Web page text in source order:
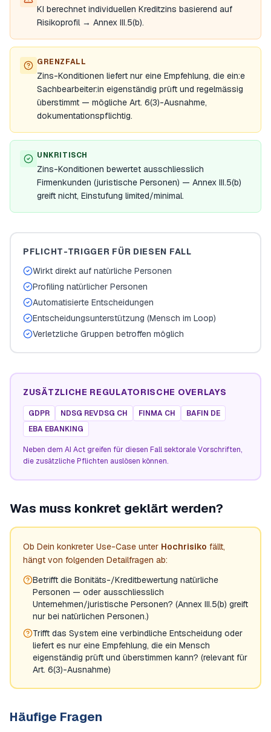
KI berechnet individuellen Kreditzins basierend auf
Risikoprofil → Annex III.5(b).
GRENZFALL
Zins-Konditionen liefert nur eine Empfehlung, die ein:e
Sachbearbeiter:in eigenständig prüft und regelmässig
überstimmt — mögliche Art. 6(3)-Ausnahme,
dokumentationspflichtig.
UNKRITISCH
Zins-Konditionen bewertet ausschliesslich
Firmenkunden (juristische Personen) — Annex III.5(b)
greift nicht, Einstufung limited/minimal.
PFLICHT-TRIGGER FÜR DIESEN FALL
Wirkt direkt auf natürliche Personen
Profiling natürlicher Personen
Automatisierte Entscheidungen
Entscheidungsunterstützung (Mensch im Loop)
Verletzliche Gruppen betroffen möglich
ZUSÄTZLICHE REGULATORISCHE OVERLAYS
GDPR NDSG REVDSG CH FINMA CH
BAFIN DE
EBA EBANKING
Neben dem AI Act greifen für diesen Fall sektorale Vorschriften,
die zusätzliche Pflichten auslösen können.
Was muss konkret geklärt werden?
Ob Dein konkreter Use-Case unter Hochrisiko fällt,
hängt von folgenden Detailfragen ab:
Betrifft die Bonitäts-/Kreditbewertung natürliche
Personen — oder ausschliesslich
Unternehmen/juristische Personen? (Annex III.5(b) greift
nur bei natürlichen Personen.)
Trifft das System eine verbindliche Entscheidung oder
liefert es nur eine Empfehlung, die ein Mensch
eigenständig prüft und überstimmen kann? (relevant für
Art. 6(3)-Ausnahme)
Häufige Fragen